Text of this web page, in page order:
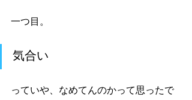
一つ目。
気合い
っていや、なめてんのかって思ったで